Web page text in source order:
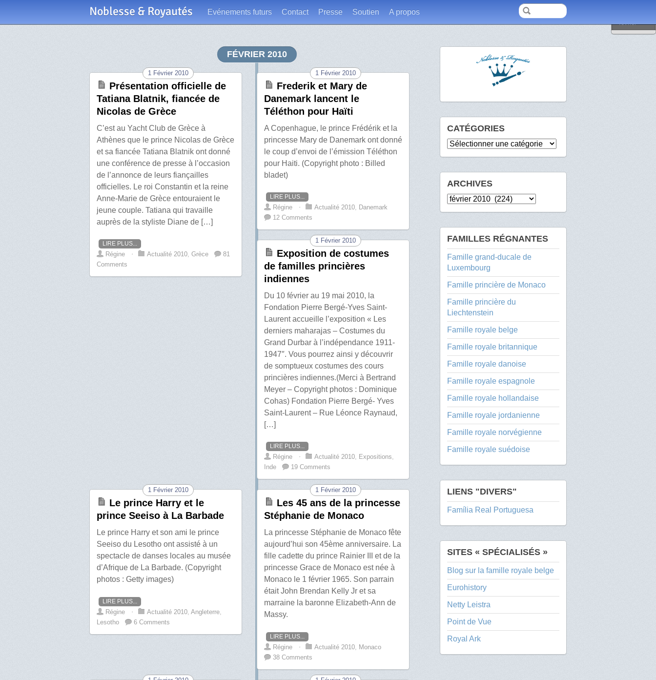
Noblesse & Royautés Evénements futurs Contact Presse Soutien A propos
février
FÉVRIER 2010
1 Février 2010
Présentation officielle de
Tatiana Blatnik, fiancée de
Nicolas de Grèce
C’est au Yacht Club de Grèce à
Athènes que le prince Nicolas de Grèce
et sa fiancée Tatiana Blatnik ont donné
une conférence de presse à l’occasion
de l’annonce de leurs fiançailles
officielles. Le roi Constantin et la reine
Anne-Marie de Grèce entouraient le
jeune couple. Tatiana qui travaille
auprès de la styliste Diane de […]
LIRE PLUS...
Régine ⋅ Actualité 2010, Grèce
81
Comments
1 Février 2010
Frederik et Mary de
Danemark lancent le
Téléthon pour Haïti
A Copenhague, le prince Frédérik et la
princesse Mary de Danemark ont donné
le coup d’envoi de l’émission Téléthon
pour Haiti. (Copyright photo : Billed
bladet)
LIRE PLUS...
Régine ⋅ Actualité 2010, Danemark
12 Comments
1 Février 2010
Exposition de costumes
de familles princières
indiennes
Du 10 février au 19 mai 2010, la
Fondation Pierre Bergé-Yves Saint-
Laurent accueille l’exposition « Les
derniers maharajas – Costumes du
Grand Durbar à l’indépendance 1911-
1947″. Vous pourrez ainsi y découvrir
de somptueux costumes des cours
princières indiennes.(Merci à Bertrand
Meyer – Copyright photos : Dominique
Cohas) Fondation Pierre Bergé- Yves
Saint-Laurent – Rue Léonce Raynaud,
[…]
LIRE PLUS...
Régine ⋅ Actualité 2010, Expositions,
Inde
19 Comments
1 Février 2010
Le prince Harry et le
prince Seeiso à La Barbade
Le prince Harry et son ami le prince
Seeiso du Lesotho ont assisté à un
spectacle de danses locales au musée
d’Afrique de La Barbade. (Copyright
photos : Getty images)
LIRE PLUS...
Régine ⋅ Actualité 2010 Angleterre
Lesotho
6 Comments
1 Février 2010
Les 45 ans de la princesse
Stéphanie de Monaco
La princesse Stéphanie de Monaco fête
aujourd’hui son 45ème anniversaire. La
fille cadette du prince Rainier III et de la
princesse Grace de Monaco est née à
Monaco le 1 février 1965. Son parrain
était John Brendan Kelly Jr et sa
marraine la baronne Elizabeth-Ann de
Massy.
LIRE PLUS...
Régine ⋅ Actualité 2010 Monaco
38 Comments
CATÉGORIES
Catégories
ARCHIVES
Archives
FAMILLES RÉGNANTES
Famille grand-ducale de
Luxembourg
Famille princière de Monaco
Famille princière du
Liechtenstein
Famille royale belge
Famille royale britannique
Famille royale danoise
Famille royale espagnole
Famille royale hollandaise
Famille royale jordanienne
Famille royale norvégienne
Famille royale suédoise
LIENS "DIVERS"
Família Real Portuguesa
SITES « SPÉCIALISÉS »
Blog sur la famille royale belge
Eurohistory
Netty Leistra
Point de Vue
Royal Ark